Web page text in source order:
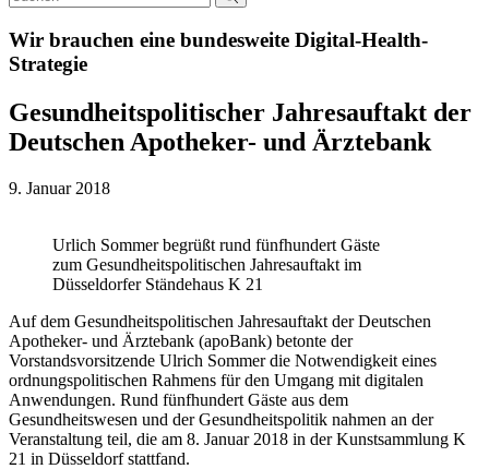
Wir brauchen eine bundesweite Digital-Health-
Strategie
Gesundheitspolitischer Jahresauftakt der
Deutschen Apotheker- und Ärztebank
9. Januar 2018
Urlich Sommer begrüßt rund fünfhundert Gäste
zum Gesundheitspolitischen Jahresauftakt im
Düsseldorfer Ständehaus K 21
Auf dem Gesundheitspolitischen Jahresauftakt der Deutschen
Apotheker- und Ärztebank (apoBank) betonte der
Vorstandsvorsitzende Ulrich Sommer die Notwendigkeit eines
ordnungspolitischen Rahmens für den Umgang mit digitalen
Anwendungen. Rund fünfhundert Gäste aus dem
Gesundheitswesen und der Gesundheitspolitik nahmen an der
Veranstaltung teil, die am 8. Januar 2018 in der Kunstsammlung K
21 in Düsseldorf stattfand.